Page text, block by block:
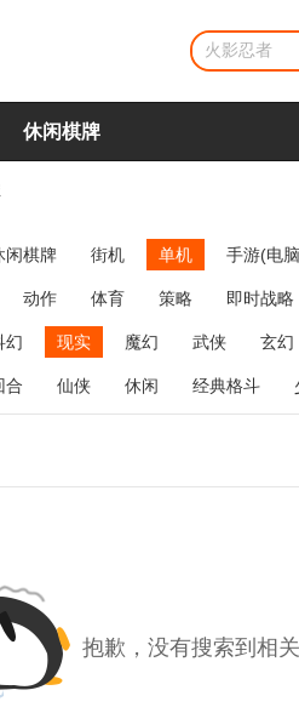
休闲棋牌
闲棋牌 街机 单机 手游(电
动作 体育 策略
即时战略
三人称射击 棋类 牌类 麻将
幻 现实 魔幻 武侠 玄幻
合 仙侠 休闲 经典格斗
抱歉，没有搜索到相